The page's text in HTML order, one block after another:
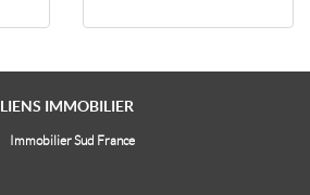
LIENS IMMOBILIER
Immobilier Sud France